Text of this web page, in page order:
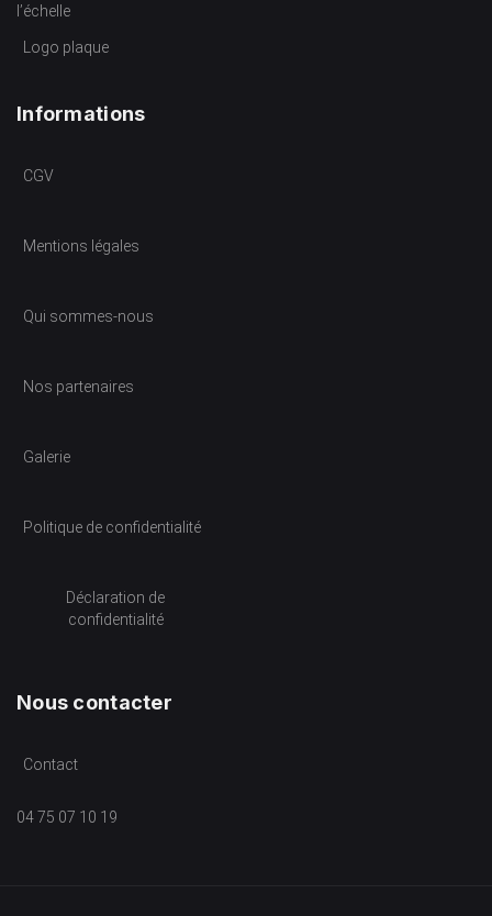
l’échelle
Logo plaque
Informations
CGV
Mentions légales
Qui sommes-nous
Nos partenaires
Galerie
Politique de confidentialité
Déclaration de
confidentialité
Nous contacter
Contact
04 75 07 10 19